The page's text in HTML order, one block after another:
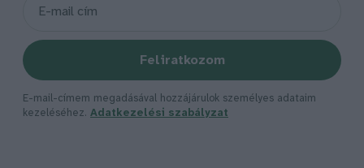
Feliratkozom
E-mail-címem megadásával hozzájárulok személyes adataim
kezeléséhez. Adatkezelési szabályzat